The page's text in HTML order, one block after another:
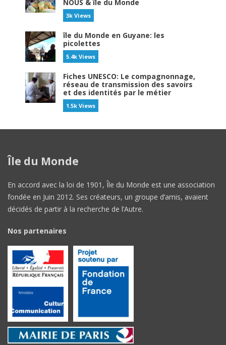
NOUS & île du Monde
3k Views
île du Monde en Guyane: les
picolettes
5.4k Views
Fiches UNESCO: Le compagnonnage,
réseau de transmission des savoirs
et des identités par le métier
1.5k Views
Île du Monde
En accord avec la loi de 1901, Île du Monde est une association
fondée en Juin 2012. Ses créateurs, un groupe d’amis, avaient
décidés de partir à la recherche de l’Autre.
Nos partenaires